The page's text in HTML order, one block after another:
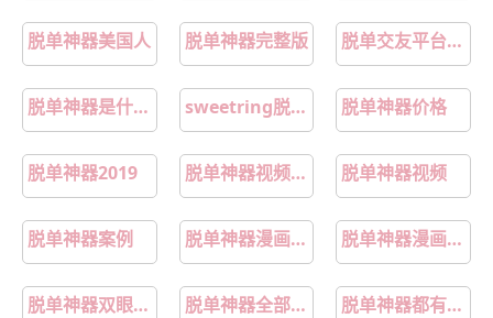
脱单神器美国人 脱单神器完整版 脱单交友平台哪个最好
脱单神器是什么意思 sweetring脱单神器官网app 脱单神器价格
脱单神器2019 脱单神器视频大全 脱单神器视频
脱单神器案例 脱单神器漫画免费观看 脱单神器漫画樱花
脱单神器双眼皮贴 脱单神器全部视频 脱单神器都有哪些